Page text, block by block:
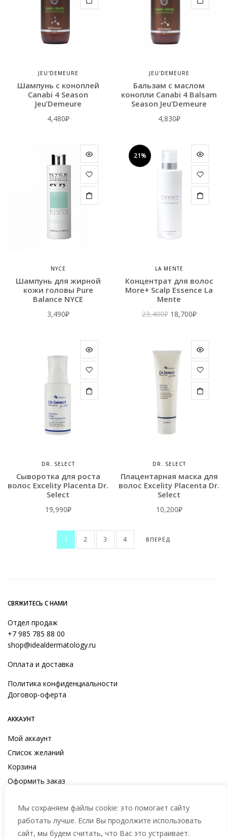
Мы сохраняем файлы cookie: это помогает сайту
работать лучше. Если Вы продолжите использовать
сайт, мы будем считать, что Вас это устраивает.
JEU'DEMEURE
Шампунь с коноплей
Canabi 4 Season
Jeu’Demeure
4,480₽
JEU'DEMEURE
Бальзам c маслом
конопли Сanabi 4 Balsam
Season Jeu’Demeure
4,830₽
NYCE
Шампунь для жирной
кожи головы Pure
Balance NYCE
3,490₽
21%
LA MENTE
Концентрат для волос
More+ Scalp Essence La
Mente
23,400₽ 18,700₽Текущая
DR. SELECT
Сыворотка для роста
волос Excelity Placenta Dr.
Select
19,990₽
DR. SELECT
Плацентарная маска для
волос Excelity Placenta Dr.
Select
10,200₽
1 2 3 4 ВПЕРЁД
СВЯЖИТЕСЬ С НАМИ
Отдел продаж
+7 985 785 88 00
shop@idealdermatology.ru
Оплата и доставка
Политика конфиденциальности
Договор-оферта
АККАУНТ
Мой аккаунт
Список желаний
Корзина
Оформить заказ